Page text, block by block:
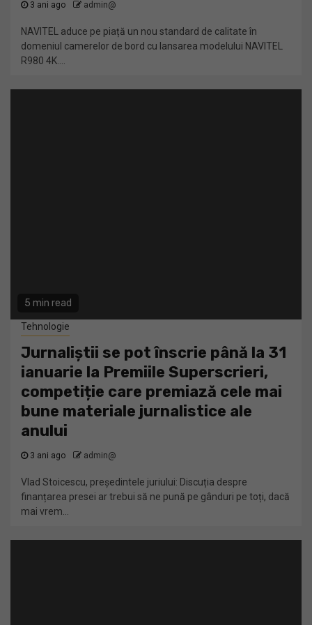
3 ani ago admin@
NAVITEL aduce pe piață un nou standard de calitate în
domeniul camerelor de bord cu lansarea modelului NAVITEL
R980 4K....
5 min read
Tehnologie
Jurnaliștii se pot înscrie până la 31
ianuarie la Premiile Superscrieri,
competiție care premiază cele mai
bune materiale jurnalistice ale
anului
3 ani ago admin@
Vlad Stoicescu, președintele juriului: Discuția despre
finanțarea presei ar trebui să ne pună pe gânduri pe toți, dacă
mai vrem...